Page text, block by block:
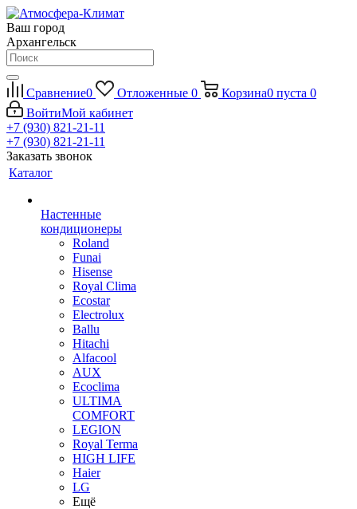
Ваш город
Архангельск
Сравнение0 Отложенные 0 Корзина0 пуста 0
ВойтиМой кабинет
+7 (930) 821-21-11
+7 (930) 821-21-11
Заказать звонок
Каталог
Настенные
кондиционеры
Roland
Funai
Hisense
Royal Clima
Ecostar
Electrolux
Ballu
Hitachi
Alfacool
AUX
Ecoclima
ULTIMA
COMFORT
LEGION
Royal Terma
HIGH LIFE
Haier
LG
Ещё